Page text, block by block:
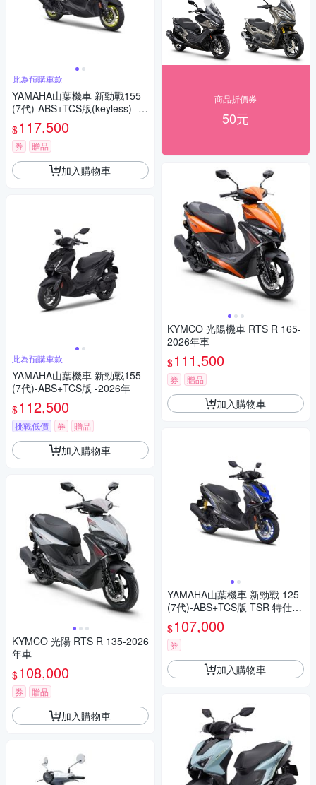
此為預購車款
YAMAHA山葉機車 新勁戰155
(7代)-ABS+TCS版(keyless) -2
026年
$117,500
券 贈品
加入購物車
此為預購車款
YAMAHA山葉機車 新勁戰155
(7代)-ABS+TCS版 -2026年
$112,500
挑戰低價 券 贈品
加入購物車
KYMCO 光陽 RTS R 135-2026
年車
$108,000
券 贈品
加入購物車
商品折價券
50元
KYMCO 光陽機車 RTS R 165-
2026年車
$111,500
券 贈品
加入購物車
YAMAHA山葉機車 新勁戰 125
(7代)-ABS+TCS版 TSR 特仕
版-2026年
$107,000
券
加入購物車